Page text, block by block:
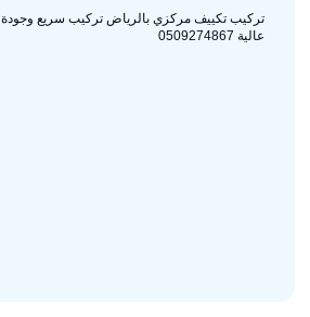
تركيب تكييف مركزي بالرياض تركيب سريع وجودة
عالية 0509274867